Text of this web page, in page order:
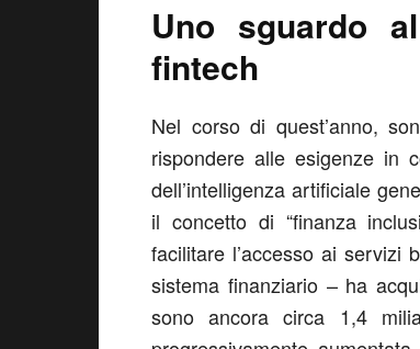
Uno sguardo
fintech
Nel corso di quest’anno,
rispondere alle esigenze in
dell’intelligenza artificiale
il concetto di “finanza
facilitare l’accesso ai servizi
sistema finanziario – ha
sono ancora circa 1,4